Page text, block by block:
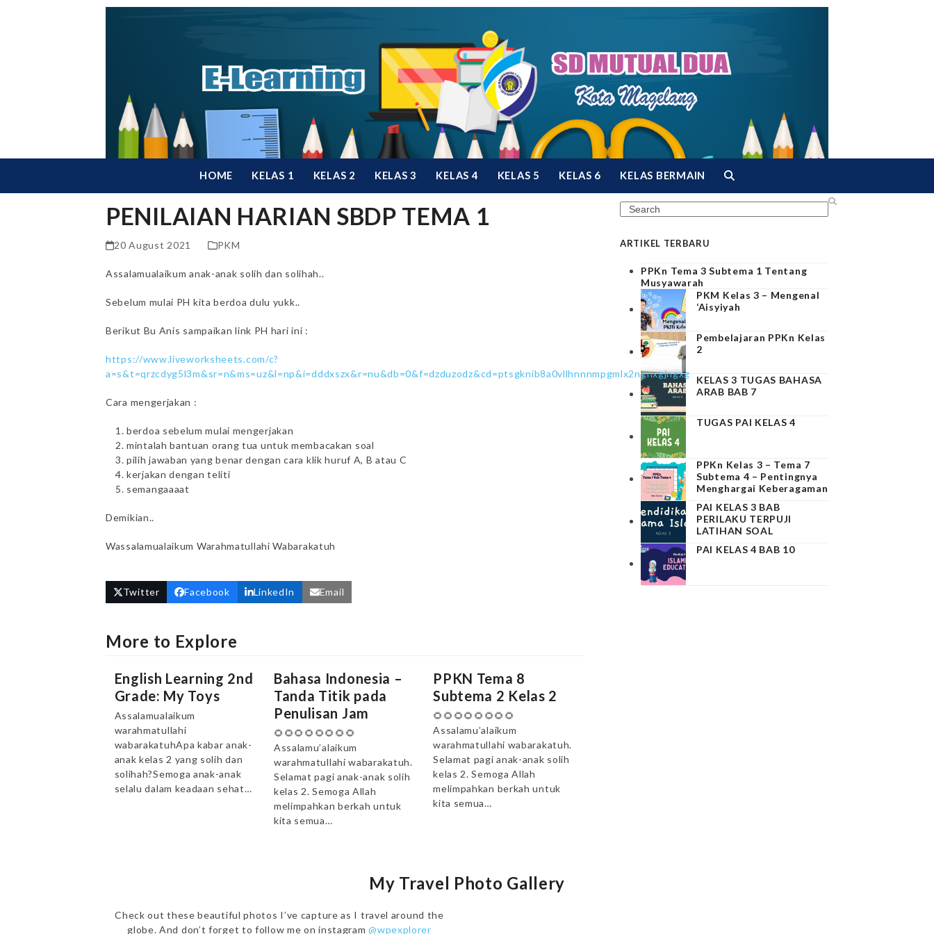
HOME KELAS 1 KELAS 2 KELAS 3 KELAS 4 KELAS 5 KELAS 6 KELAS BERMAIN
PENILAIAN HARIAN SBDP TEMA 1
20 August 2021 PKM
Assalamualaikum anak-anak solih dan solihah..
Sebelum mulai PH kita berdoa dulu yukk..
Berikut Bu Anis sampaikan link PH hari ini :
https://www.liveworksheets.com/c?
a=s&t=qrzcdyg5l3m&sr=n&ms=uz&l=np&i=dddxszx&r=nu&db=0&f=dzduzodz&cd=ptsgknib8a0vllhnnnmpgmlx2ngnxgjngxg
Cara mengerjakan :
berdoa sebelum mulai mengerjakan
mintalah bantuan orang tua untuk membacakan soal
pilih jawaban yang benar dengan cara klik huruf A, B atau C
kerjakan dengan teliti
semangaaaat
Demikian..
Wassalamualaikum Warahmatullahi Wabarakatuh
Twitter Facebook LinkedIn Email
More to Explore
English Learning 2nd
Grade: My Toys
Assalamualaikum
warahmatullahi
wabarakatuhApa kabar anak-
anak kelas 2 yang solih dan
solihah?Semoga anak-anak
selalu dalam keadaan sehat…
Bahasa Indonesia –
Tanda Titik pada
Penulisan Jam
🌻🌻🌻🌻🌻🌻🌻🌻
Assalamu’alaikum
warahmatullahi wabarakatuh.
Selamat pagi anak-anak solih
kelas 2. Semoga Allah
melimpahkan berkah untuk
kita semua…
PPKN Tema 8
Subtema 2 Kelas 2
🌻🌻🌻🌻🌻🌻🌻🌻
Assalamu’alaikum
warahmatullahi wabarakatuh.
Selamat pagi anak-anak solih
kelas 2. Semoga Allah
melimpahkan berkah untuk
kita semua…
Search
ARTIKEL TERBARU
PPKn Tema 3 Subtema 1 Tentang
Musyawarah
PKM Kelas 3 – Mengenal
‘Aisyiyah
Pembelajaran PPKn Kelas
2
KELAS 3 TUGAS BAHASA
ARAB BAB 7
TUGAS PAI KELAS 4
PPKn Kelas 3 – Tema 7
Subtema 4 – Pentingnya
Menghargai Keberagaman
PAI KELAS 3 BAB
PERILAKU TERPUJI
LATIHAN SOAL
PAI KELAS 4 BAB 10
My Travel Photo Gallery
Check out these beautiful photos I’ve capture as I travel around the
globe. And don’t forget to follow me on instagram@wpexplorer